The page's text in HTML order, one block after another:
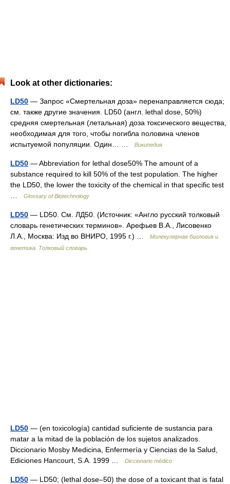
Look at other dictionaries:
LD50 — Запрос «Смертельная доза» перенаправляется сюда;
см. также другие значения. LD50 (англ. lethal dose, 50%)
средняя смертельная (летальная) доза токсического вещества,
необходимая для того, чтобы погибла половина членов
испытуемой популяции. Один… …
Википедия
LD50 — Abbreviation for lethal dose50% The amount of a
substance required to kill 50% of the test population. The higher
the LD50, the lower the toxicity of the chemical in that specific test
Glossary of Biotechnology
LD50 — LD50. См. ЛД50. (Источник: «Англо русский толковый
словарь генетических терминов». Арефьев В.А., Лисовенко
Л.А., Москва: Изд во ВНИРО, 1995 г.) …
Молекулярная биология и
генетика. Толковый словарь.
LD50 — (en toxicología) cantidad suficiente de sustancia para
matar a la mitad de la población de los sujetos analizados.
Diccionario Mosby Medicina, Enfermería y Ciencias de la Salud,
Ediciones Hancourt, S.A. 1999 …
Diccionario médico
LD50 — LD50; (lethal dose–50) the dose of a toxicant that is fatal